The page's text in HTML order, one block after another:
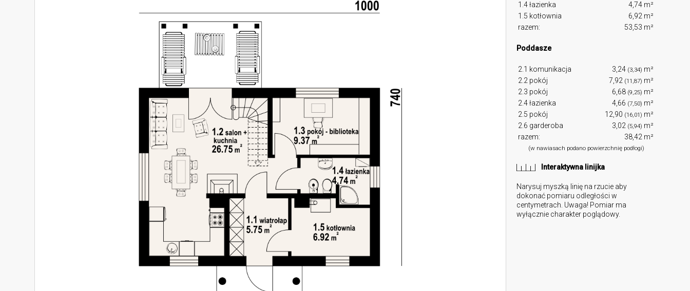
1.4 łazienka
4,74 m²
1.5 kotłownia
6,92 m²
razem:
53,53 m²
Poddasze
2.1 komunikacja 3,24 (3,34) m²
2.2 pokój
7,92 (11,87) m²
2.3 pokój
6,68 (9,25) m²
2.4 łazienka
4,66 (7,50) m²
2.5 pokój
12,90 (16,01) m²
2.6 garderoba
3,02 (5,94) m²
razem:
38,42 m²
(w nawiasach podano powierzchnię podłogi)
Interaktywna linijka
Narysuj myszką linię na rzucie aby
dokonać pomiaru odległości w
centymetrach. Uwaga! Pomiar ma
wyłącznie charakter poglądowy.